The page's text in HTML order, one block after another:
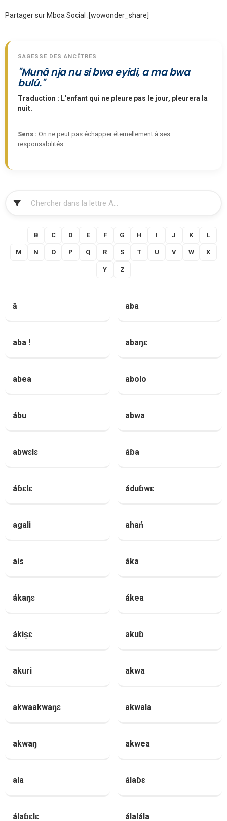
Partager sur Mboa Social :[wowonder_share]
SAGESSE DES ANCÊTRES
"Munâ nja nu si bwa eyidi, a ma bwa
bulú."
Traduction : L'enfant qui ne pleure pas le jour, pleurera la
nuit.
Sens : On ne peut pas échapper éternellement à ses
responsabilités.
B C D E F G H I J K L
M N O P Q R S T U V W X
Y Z
ā aba
aba ! abaŋɛ
abea abolo
ábu abwa
abwɛlɛ áɓa
áɓɛlɛ áduɓwɛ
agali ahań
ais áka
ákaŋɛ ákea
ákiṣɛ akuɓ
akuri akwa
akwaakwaŋɛ akwala
akwaŋ akwea
ala álaɓɛ
álaɓɛlɛ álalála